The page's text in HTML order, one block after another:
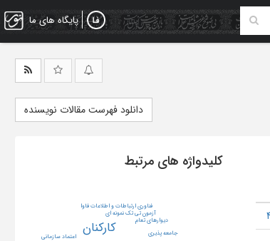
پایگاه های ما
دانلود فهرست مقالات نویسنده
کلیدواژه های مرتبط
کارکنان
آزمون تی تک نمونه ای
جامعه پذیری
دیوارهای تعام
فناوری ارتباطات و اطلاعات فاوا
اعتماد سازمانی